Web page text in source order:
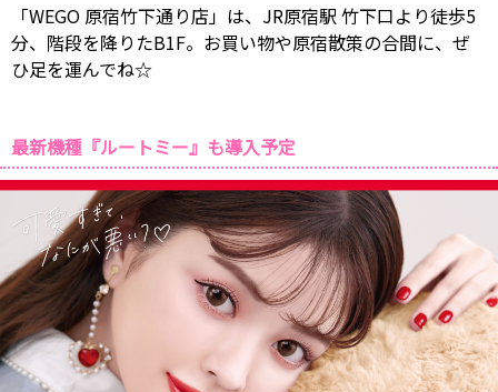
「WEGO 原宿竹下通り店」は、JR原宿駅 竹下口より徒歩5
分、階段を降りたB1F。お買い物や原宿散策の合間に、ぜ
ひ足を運んでね☆
最新機種『ルートミー』も導入予定